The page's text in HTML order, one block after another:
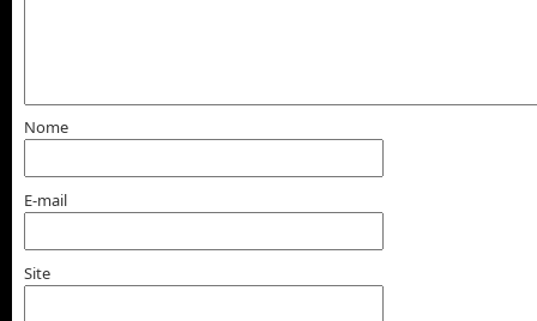
Nome
E-mail
Site